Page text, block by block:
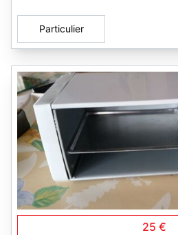
Particulier
25 €